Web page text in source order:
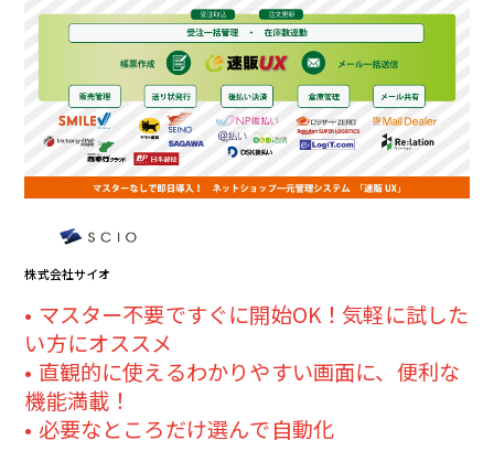
株式会社サイオ
マスター不要ですぐに開始OK！気軽に試した
い方にオススメ
直観的に使えるわかりやすい画面に、便利な
機能満載！
必要なところだけ選んで自動化